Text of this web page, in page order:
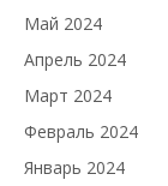
Май 2024
Апрель 2024
Март 2024
Февраль 2024
Январь 2024